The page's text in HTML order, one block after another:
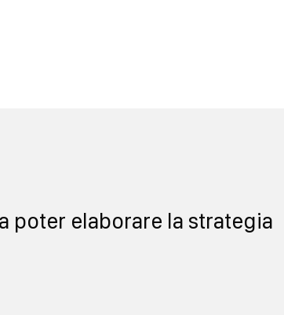
poter elaborare la strategia